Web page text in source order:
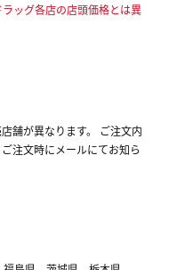
ッグ各店の店頭価格とは異
舗が異なります。 ご注文内
注文時にメールにてお知ら